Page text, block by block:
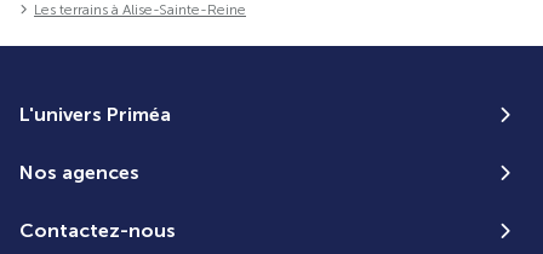
Les terrains à Alise-Sainte-Reine
L'univers Priméa
Nos agences
Contactez-nous